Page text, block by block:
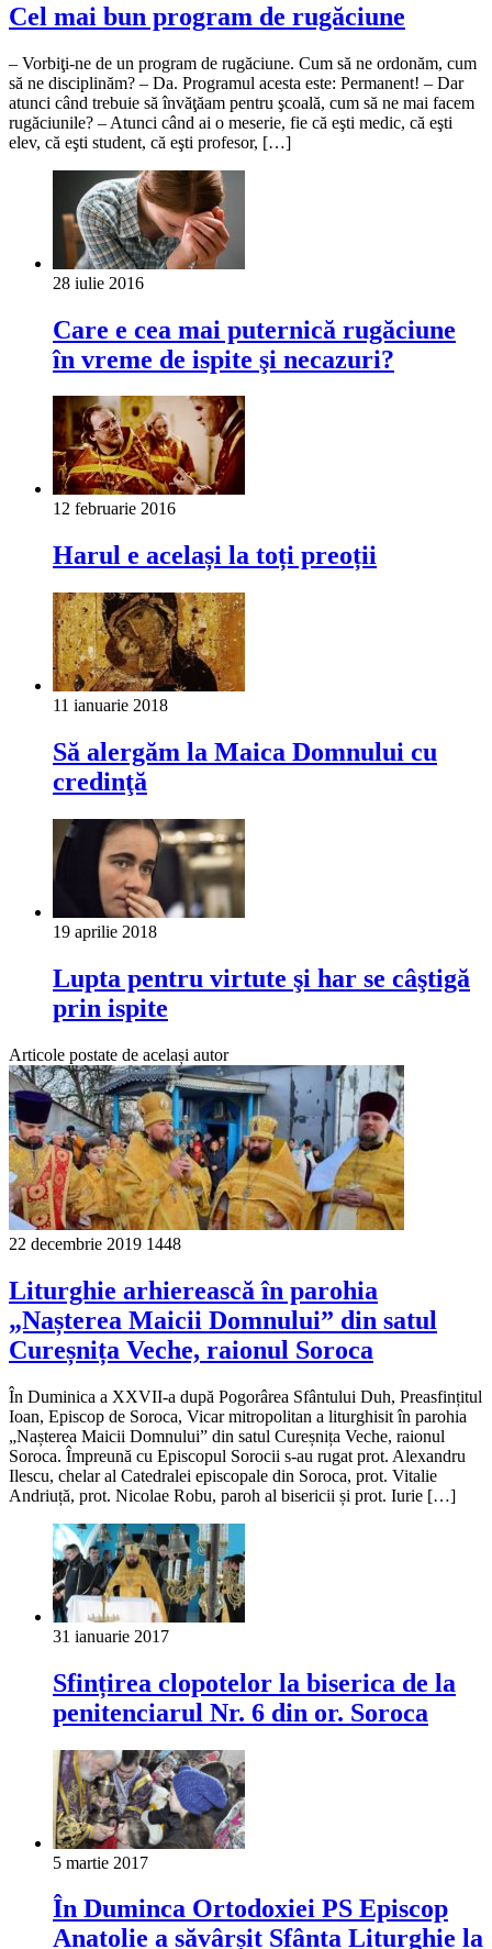
Cel mai bun program de rugăciune
– Vorbiţi-ne de un program de rugăciune. Cum să ne ordonăm, cum
să ne disciplinăm? – Da. Programul acesta este: Permanent! – Dar
atunci când trebuie să învăţăam pentru şcoală, cum să ne mai facem
rugăciunile? – Atunci când ai o meserie, fie că eşti medic, că eşti
elev, că eşti student, că eşti profesor, […]
28 iulie 2016
Care e cea mai puternică rugăciune
în vreme de ispite şi necazuri?
12 februarie 2016
Harul e același la toți preoții
11 ianuarie 2018
Să alergăm la Maica Domnului cu
credinţă
19 aprilie 2018
Lupta pentru virtute şi har se câştigă
prin ispite
Articole postate de același autor
22 decembrie 2019 1448
Liturghie arhierească în parohia
„Nașterea Maicii Domnului” din satul
Cureșnița Veche, raionul Soroca
În Duminica a XXVII-a după Pogorârea Sfântului Duh, Preasfințitul
Ioan, Episcop de Soroca, Vicar mitropolitan a liturghisit în parohia
„Nașterea Maicii Domnului” din satul Cureșnița Veche, raionul
Soroca. Împreună cu Episcopul Sorocii s-au rugat prot. Alexandru
Ilescu, chelar al Catedralei episcopale din Soroca, prot. Vitalie
Andriuță, prot. Nicolae Robu, paroh al bisericii și prot. Iurie […]
31 ianuarie 2017
Sfințirea clopotelor la biserica de la
penitenciarul Nr. 6 din or. Soroca
5 martie 2017
În Duminca Ortodoxiei PS Episcop
Anatolie a săvârșit Sfânta Liturghie la